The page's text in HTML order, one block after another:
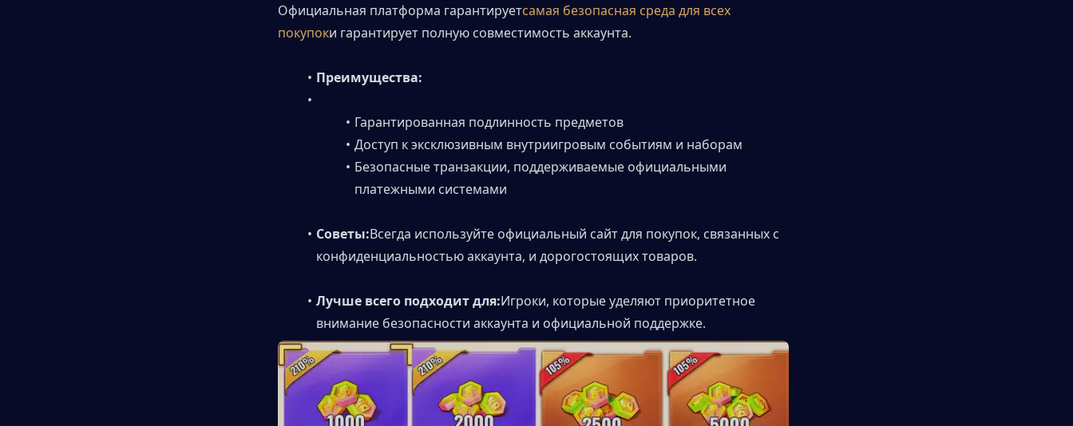
Официальная платформа гарантируетсамая безопасная среда для всех
покупоки гарантирует полную совместимость аккаунта.
Преимущества:
Гарантированная подлинность предметов
Доступ к эксклюзивным внутриигровым событиям и наборам
Безопасные транзакции, поддерживаемые официальными
платежными системами
Советы:Всегда используйте официальный сайт для покупок, связанных с
конфиденциальностью аккаунта, и дорогостоящих товаров.
Лучше всего подходит для:Игроки, которые уделяют приоритетное
внимание безопасности аккаунта и официальной поддержке.